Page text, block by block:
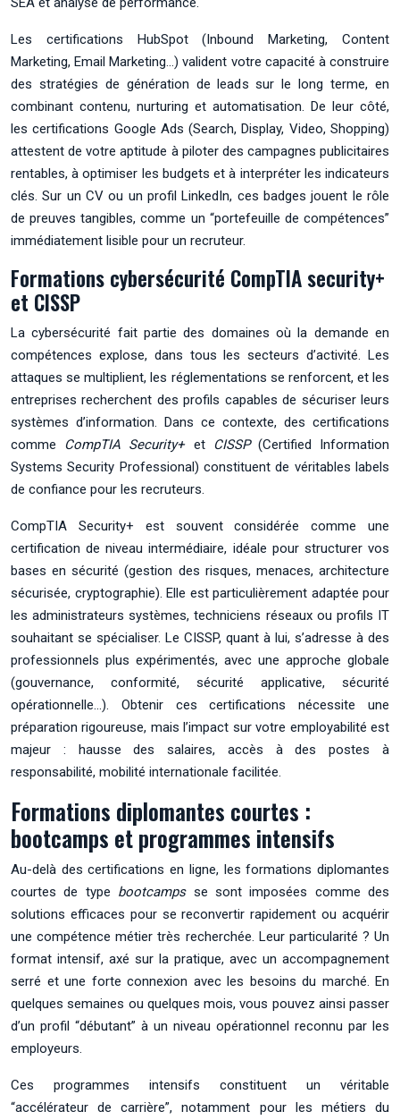
Les certifications HubSpot (Inbound Marketing, Content
Marketing, Email Marketing…) valident votre capacité à construire
des stratégies de génération de leads sur le long terme, en
combinant contenu, nurturing et automatisation. De leur côté,
les certifications Google Ads (Search, Display, Video, Shopping)
attestent de votre aptitude à piloter des campagnes publicitaires
rentables, à optimiser les budgets et à interpréter les indicateurs
clés. Sur un CV ou un profil LinkedIn, ces badges jouent le rôle
de preuves tangibles, comme un “portefeuille de compétences”
immédiatement lisible pour un recruteur.
Formations cybersécurité CompTIA security+
et CISSP
La cybersécurité fait partie des domaines où la demande en
compétences explose, dans tous les secteurs d’activité. Les
attaques se multiplient, les réglementations se renforcent, et les
entreprises recherchent des profils capables de sécuriser leurs
systèmes d’information. Dans ce contexte, des certifications
comme CompTIA Security+et CISSP(Certified Information
Systems Security Professional) constituent de véritables labels
de confiance pour les recruteurs.
CompTIA Security+ est souvent considérée comme une
certification de niveau intermédiaire, idéale pour structurer vos
bases en sécurité (gestion des risques, menaces, architecture
sécurisée, cryptographie). Elle est particulièrement adaptée pour
les administrateurs systèmes, techniciens réseaux ou profils IT
souhaitant se spécialiser. Le CISSP, quant à lui, s’adresse à des
professionnels plus expérimentés, avec une approche globale
(gouvernance, conformité, sécurité applicative, sécurité
opérationnelle…). Obtenir ces certifications nécessite une
préparation rigoureuse, mais l’impact sur votre employabilité est
majeur : hausse des salaires, accès à des postes à
responsabilité, mobilité internationale facilitée.
Formations diplomantes courtes :
bootcamps et programmes intensifs
Au-delà des certifications en ligne, les formations diplomantes
courtes de type bootcampsse sont imposées comme des
solutions efficaces pour se reconvertir rapidement ou acquérir
une compétence métier très recherchée. Leur particularité ? Un
format intensif, axé sur la pratique, avec un accompagnement
serré et une forte connexion avec les besoins du marché. En
quelques semaines ou quelques mois, vous pouvez ainsi passer
d’un profil “débutant” à un niveau opérationnel reconnu par les
employeurs.
Ces programmes intensifs constituent un véritable
“accélérateur de carrière”, notamment pour les métiers du